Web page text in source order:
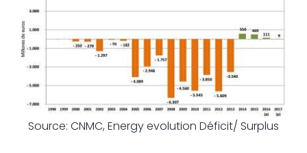
Source: CNMC, Energy evolution Déficit/ Surplus